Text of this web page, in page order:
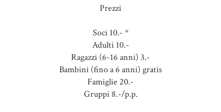
Prezzi
Soci 10.- *
Adulti 10.-
Ragazzi (6-16 anni) 3.-
Bambini (fino a 6 anni) gratis
Famiglie 20.-
Gruppi 8.-/p.p.